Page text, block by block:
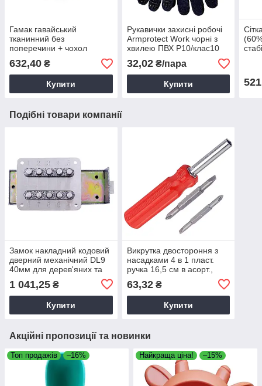
Гамак гавайський
тканинний без
поперечини + чохол
632,40 ₴
Купити
Рукавички захисні робочі
Armprotect Work чорні з
хвилею ПВХ Р10/клас10
для садових, будівельних
робіт
32,02₴/пара
Купити
Подібні товари компанії
Замок накладний кодовий
дверний механічний DL9
40мм для дерев'яних та
1 041,25 ₴
Купити
Викрутка двостороння з
насадками 4 в 1 пласт.
ручка 16,5 см в асорт.,
інструмент для дрібного
ремонту
63,32₴
Купити
Акційні пропозиції та новинки
Топ продажів –16% Найкраща ціна! –15%